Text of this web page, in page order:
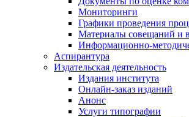
Мониторинги
Графики проведения
Материалы совещаний и
Информационно-
Аспирантура
Издательская деятельность
Издания института
Онлайн-заказ изданий
Анонс
Услуги типографии